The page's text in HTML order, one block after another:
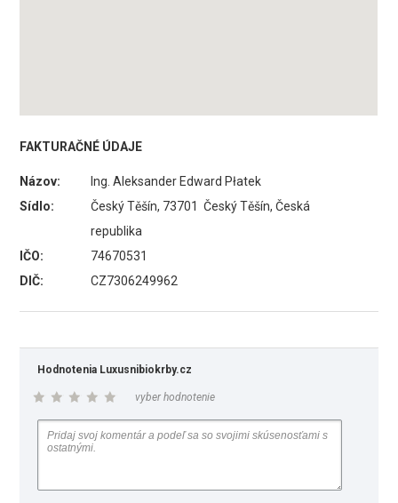
FAKTURAČNÉ ÚDAJE
Názov:
Ing. Aleksander Edward Płatek
Sídlo:
Český Těšín, 73701 Český Těšín, Česká
republika
IČO:
74670531
DIČ:
CZ7306249962
Hodnotenia Luxusnibiokrby.cz
vyber hodnotenie